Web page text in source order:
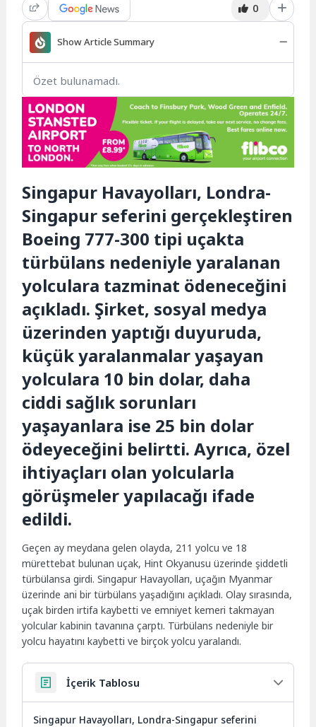
0
Show Article Summary
Özet bulunamadı.
Singapur Havayolları, Londra-
Singapur seferini gerçekleştiren
Boeing 777-300 tipi uçakta
türbülans nedeniyle yaralanan
yolculara tazminat ödeneceğini
açıkladı. Şirket, sosyal medya
üzerinden yaptığı duyuruda,
küçük yaralanmalar yaşayan
yolculara 10 bin dolar, daha
ciddi sağlık sorunları
yaşayanlara ise 25 bin dolar
ödeyeceğini belirtti. Ayrıca, özel
ihtiyaçları olan yolcularla
görüşmeler yapılacağı ifade
edildi.
Geçen ay meydana gelen olayda, 211 yolcu ve 18
mürettebat bulunan uçak, Hint Okyanusu üzerinde şiddetli
türbülansa girdi. Singapur Havayolları, uçağın Myanmar
üzerinde ani bir türbülans yaşadığını açıkladı. Olay sırasında,
uçak birden irtifa kaybetti ve emniyet kemeri takmayan
yolcular kabinin tavanına çarptı. Türbülans nedeniyle bir
yolcu hayatını kaybetti ve birçok yolcu yaralandı.
İçerik Tablosu
Singapur Havayolları, Londra-Singapur seferini